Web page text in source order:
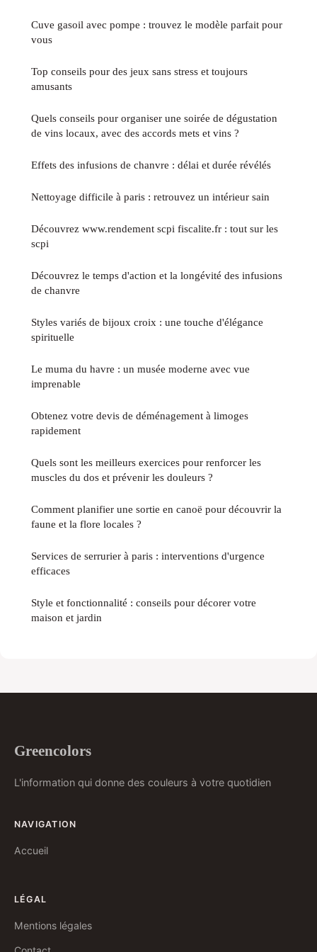
Cuve gasoil avec pompe : trouvez le modèle parfait pour
vous
Top conseils pour des jeux sans stress et toujours
amusants
Quels conseils pour organiser une soirée de dégustation
de vins locaux, avec des accords mets et vins ?
Effets des infusions de chanvre : délai et durée révélés
Nettoyage difficile à paris : retrouvez un intérieur sain
Découvrez www.rendement scpi fiscalite.fr : tout sur les
scpi
Découvrez le temps d'action et la longévité des infusions
de chanvre
Styles variés de bijoux croix : une touche d'élégance
spirituelle
Le muma du havre : un musée moderne avec vue
imprenable
Obtenez votre devis de déménagement à limoges
rapidement
Quels sont les meilleurs exercices pour renforcer les
muscles du dos et prévenir les douleurs ?
Comment planifier une sortie en canoë pour découvrir la
faune et la flore locales ?
Services de serrurier à paris : interventions d'urgence
efficaces
Style et fonctionnalité : conseils pour décorer votre
maison et jardin
Greencolors
L'information qui donne des couleurs à votre quotidien
NAVIGATION
Accueil
LÉGAL
Mentions légales